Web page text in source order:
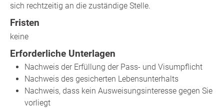
sich rechtzeitig an die zuständige Stelle.
Fristen
keine
Erforderliche Unterlagen
Nachweis der Erfüllung der Pass- und Visumpflicht
Nachweis des gesicherten Lebensunterhalts
Nachweis, dass kein Ausweisungsinteresse gegen Sie
vorliegt